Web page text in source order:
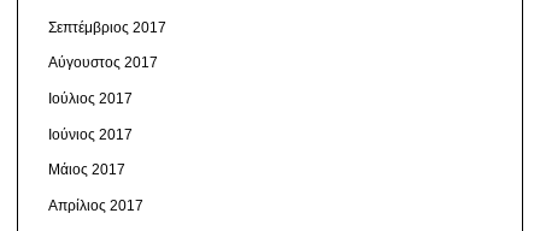
Σεπτέμβριος 2017
Αύγουστος 2017
Ιούλιος 2017
Ιούνιος 2017
Μάιος 2017
Απρίλιος 2017